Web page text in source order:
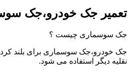
تعمیر جک خودرو،جک
جک سوسماری چیست ؟
جک خودرو،جک سوسماری برای بلند
نقلیه دیگر استفاده می شود.